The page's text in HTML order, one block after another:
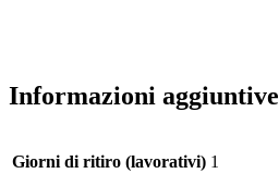
Informazioni aggiuntive
Giorni di ritiro (lavorativi) 1